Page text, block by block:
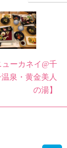
ューカネイ@千
泉・黄金美人
の湯】